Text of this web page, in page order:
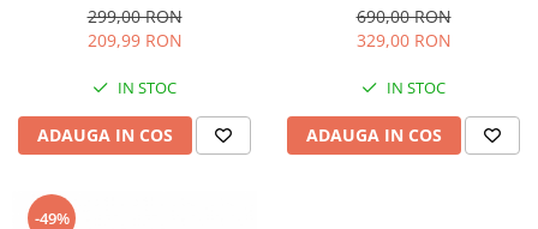
299,00 RON
209,99 RON
IN STOC
ADAUGA IN COS
690,00 RON
329,00 RON
IN STOC
ADAUGA IN COS
-49%